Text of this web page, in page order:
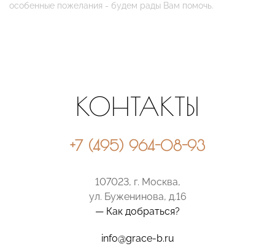
особенные пожелания - будем рады Вам помочь.
КОНТАКТЫ
+7 (495) 964-08-93
107023, г. Москва,
ул. Буженинова, д.16
— Как добраться?
info@grace-b.ru